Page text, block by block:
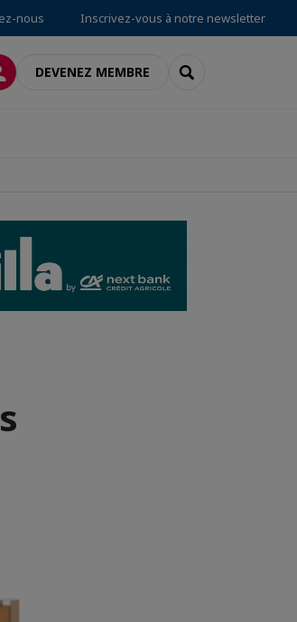
nous Inscrivez-vous à notre newsletter
DEVENEZ MEMBRE RECHERCHER